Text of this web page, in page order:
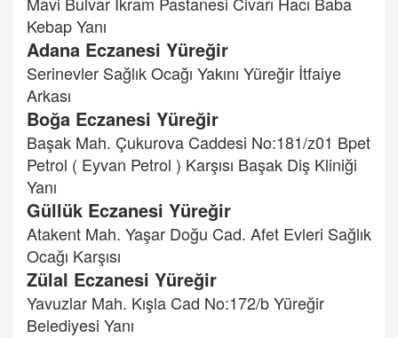
Kebap Yanı
Adana Eczanesi Yüreğir
Serinevler Sağlık Ocağı Yakını Yüreğir İtfaiye
Arkası
Boğa Eczanesi Yüreğir
Başak Mah. Çukurova Caddesi No:181/z01 Bpet
Petrol ( Eyvan Petrol ) Karşısı Başak Diş Kliniği
Yanı
Güllük Eczanesi Yüreğir
Atakent Mah. Yaşar Doğu Cad. Afet Evleri Sağlık
Ocağı Karşısı
Zülal Eczanesi Yüreğir
Yavuzlar Mah. Kışla Cad No:172/b Yüreğir
Belediyesi Yanı